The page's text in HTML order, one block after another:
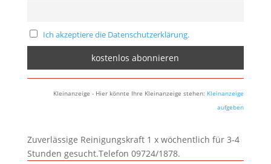
Ich akzeptiere die Datenschutzerklärung.
Kleinanzeige - Hier könnte Ihre Kleinanzeige stehen: Kleinanzeige
aufgeben
Zuverlässige Reinigungskraft 1 x wöchentlich für 3-4
Stunden gesucht.Telefon 09724/1878.